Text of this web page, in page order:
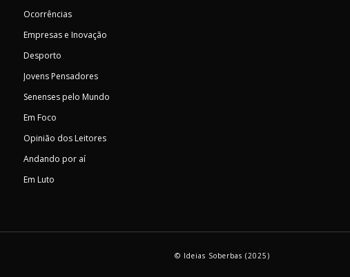
Ocorrências
Empresas e Inovação
Desporto
Jovens Pensadores
Senenses pelo Mundo
Em Foco
Opinião dos Leitores
Andando por aí
Em Luto
© Ideias Soberbas (2025)